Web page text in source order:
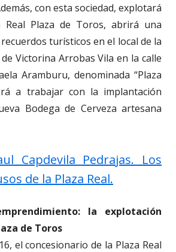
con esta sociedad, explotará
Real Plaza de Toros, abrirá una
turísticos en el local de la
Victorina Arrobas Vila en la calle
Aramburu, denominada “Plaza
a trabajar con la implantación
Bodega de Cerveza artesana
Capdevila Pedrajas. Los
de la Plaza Real.
la explotación
de Toros
el concesionario de la Plaza Real